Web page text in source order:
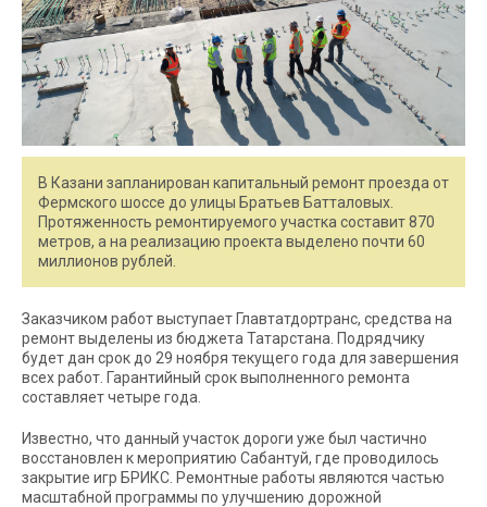
В Казани запланирован капитальный ремонт проезда от
Фермского шоссе до улицы Братьев Батталовых.
Протяженность ремонтируемого участка составит 870
метров, а на реализацию проекта выделено почти 60
миллионов рублей.
Заказчиком работ выступает Главтатдортранс, средства на
ремонт выделены из бюджета Татарстана. Подрядчику
будет дан срок до 29 ноября текущего года для завершения
всех работ. Гарантийный срок выполненного ремонта
составляет четыре года.
Известно, что данный участок дороги уже был частично
восстановлен к мероприятию Сабантуй, где проводилось
закрытие игр БРИКС. Ремонтные работы являются частью
масштабной программы по улучшению дорожной